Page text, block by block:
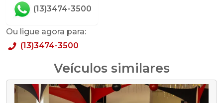
(13)3474-3500
Ou ligue agora para:
(13)3474-3500
Veículos similares